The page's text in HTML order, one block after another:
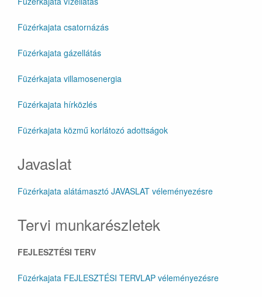
Füzérkajata csatornázás
Füzérkajata gázellátás
Füzérkajata villamosenergia
Füzérkajata hírközlés
Füzérkajata közmű korlátozó adottságok
Javaslat
Füzérkajata alátámasztó JAVASLAT véleményezésre
Tervi munkarészletek
FEJLESZTÉSI TERV
Füzérkajata FEJLESZTÉSI TERVLAP véleményezésre